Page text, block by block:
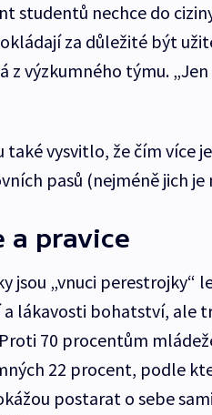
studentů nechce do
za důležité být
z výzkumného týmu.
také vysvitlo, že čím více
pasů (nejméně jich je
a pravice
jsou „vnuci perestrojky“
lákavosti bohatství, ale
70 procentům
22 procent, podle
postarat o sebe